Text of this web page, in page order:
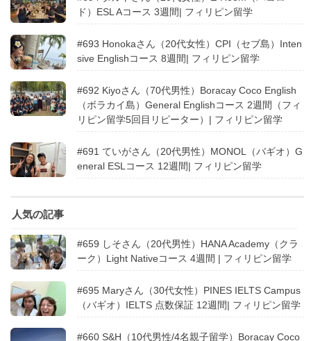
ド）ESL Aコース 3週間| フィリピン留学
#693 Honokaさん（20代女性）CPI（セブ島）Inten
sive Englishコース 8週間| フィリピン留学
#692 Kiyoさん（70代男性）Boracay Coco English
（ボラカイ島）General Englishコース 2週間（フィ
リピン留学5回目リピーター）| フィリピン留学
#691 ていがさん（20代男性）MONOL（バギオ）G
eneral ESLコース 12週間| フィリピン留学
人気の記事
#659 しそさん（20代男性）HANA Academy（クラ
ーク）Light Nativeコース 4週間 | フィリピン留学
#695 Maryさん（30代女性）PINES IELTS Campus
（バギオ）IELTS 点数保証 12週間| フィリピン留学
#660 S&H（10代男性/4名親子留学）Boracay Coco